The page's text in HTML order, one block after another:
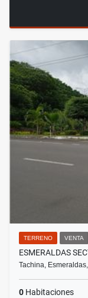
TERRENO VENTA
ESMERALDAS
Tachina,
0 Habitaciones